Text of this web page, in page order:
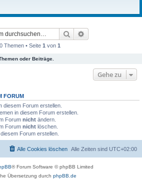
Suche
0 Themen • Seite 1 von 1
oder Beiträge.
Gehe zu
FORUM
diesem Forum erstellen.
in diesem Forum erstellen.
Forum nicht ändern.
Forum nicht löschen.
Forum erstellen.
Alle Zeiten sind UTC+02:00
Alle Cookies löschen
® Forum Software © phpBB Limited
Übersetzung durch phpBB.de